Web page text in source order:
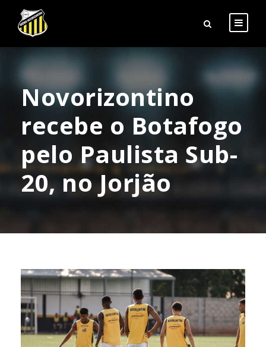
Novorizontino
recebe o Botafogo
pelo Paulista Sub-
20, no Jorjão